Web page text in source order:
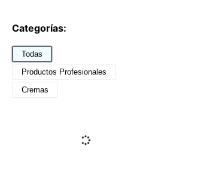
Categorías:
Todas
Productos Profesionales
Cremas